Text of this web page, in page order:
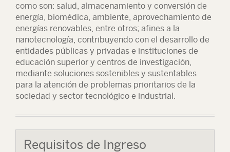
como son: salud, almacenamiento y conversión de
energía, biomédica, ambiente, aprovechamiento de
energías renovables, entre otros; afines a la
nanotecnología, contribuyendo con el desarrollo de
entidades públicas y privadas e instituciones de
educación superior y centros de investigación,
mediante soluciones sostenibles y sustentables
para la atención de problemas prioritarios de la
sociedad y sector tecnológico e industrial.
Requisitos de Ingreso